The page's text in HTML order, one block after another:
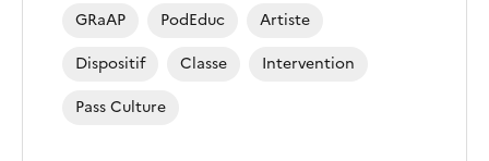
GRaAP PodEduc
Artiste
Dispositif
Classe
Intervention
Pass Culture